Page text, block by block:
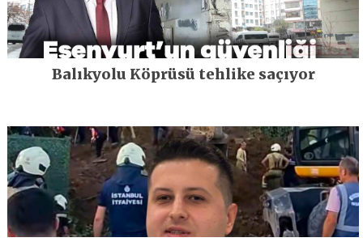
Balıkyolu Köprüsü tehlike saçıyor